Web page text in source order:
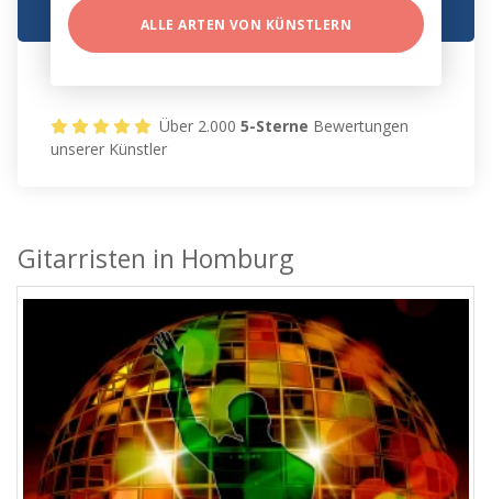
ALLE ARTEN VON KÜNSTLERN
Über 2.0005-Sterne Bewertungen
unserer Künstler
Gitarristen in Homburg